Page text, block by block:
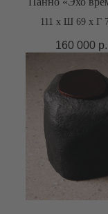
111 х Ш 69 x Г
160 000 р.